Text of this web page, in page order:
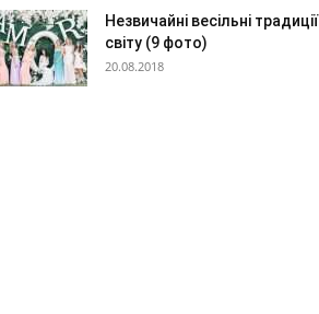
Незвичайні весільні традиції
світу (9 фото)
20.08.2018